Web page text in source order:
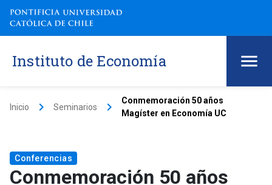
Instituto de Economía
Inicio keyboard_arrow_right Seminarios keyboard_arrow_right
Conmemoración 50 años
Magíster en Economía UC
Conferencias
Conmemoración 50 años